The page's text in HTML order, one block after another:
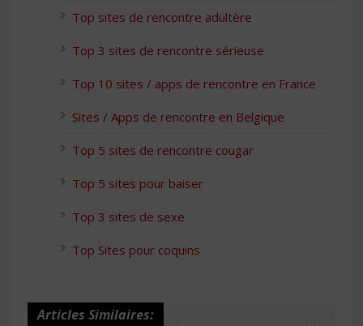
Top sites de rencontre adultère
Top 3 sites de rencontre sérieuse
Top 10 sites / apps de rencontre en France
Sites / Apps de rencontre en Belgique
Top 5 sites de rencontre cougar
Top 5 sites pour baiser
Top 3 sites de sexe
Top Sites pour coquins
Articles Similaires: